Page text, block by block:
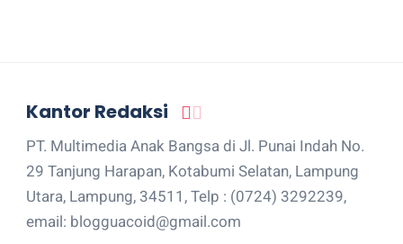
Kantor Redaksi
PT. Multimedia Anak Bangsa di Jl. Punai Indah No.
29 Tanjung Harapan, Kotabumi Selatan, Lampung
Utara, Lampung, 34511, Telp : (0724) 3292239,
email: blogguacoid@gmail.com